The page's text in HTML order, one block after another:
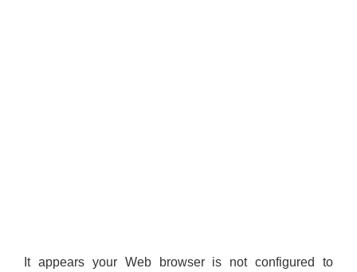
It appears your Web browser is not configured to